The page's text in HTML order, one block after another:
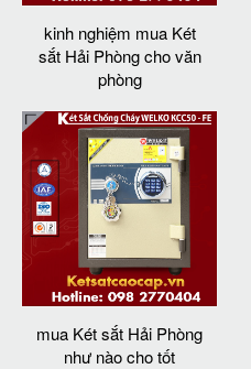
kinh nghiệm mua Két
sắt Hải Phòng cho văn
phòng
mua Két sắt Hải Phòng
như nào cho tốt